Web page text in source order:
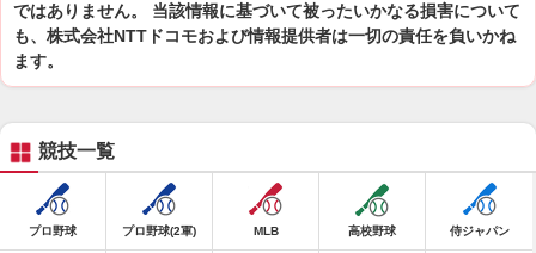
ではありません。 当該情報に基づいて被ったいかなる損害について
も、株式会社NTTドコモおよび情報提供者は一切の責任を負いかね
ます。
競技一覧
プロ野球 プロ野球(2軍) MLB 高校野球 侍ジャパン